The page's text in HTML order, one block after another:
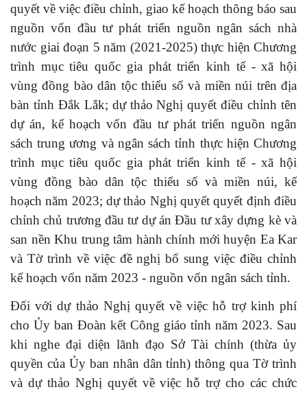
quyết về việc điều chỉnh, giao kế hoạch thông báo sau
nguồn vốn đầu tư phát triển nguồn ngân sách nhà
nước giai đoạn 5 năm (2021-2025) thực hiện Chương
trình mục tiêu quốc gia phát triển kinh tế - xã hội
vùng đồng bào dân tộc thiểu số và miền núi trên địa
bàn tỉnh Đắk Lắk; dự thảo Nghị quyết điều chỉnh tên
dự án, kế hoạch vốn đầu tư phát triển nguồn ngân
sách trung ương và ngân sách tỉnh thực hiện Chương
trình mục tiêu quốc gia phát triển kinh tế - xã hội
vùng đồng bào dân tộc thiểu số và miền núi, kế
hoạch năm 2023; dự thảo Nghị quyết quyết định điều
chỉnh chủ trương đầu tư dự án Đầu tư xây dựng kè và
san nền Khu trung tâm hành chính mới huyện Ea Kar
và Tờ trình về việc đề nghị bổ sung việc điều chỉnh
kế hoạch vốn năm 2023 - nguồn vốn ngân sách tỉnh.
Đối với dự thảo Nghị quyết về việc hỗ trợ kinh phí
cho Ủy ban Đoàn kết Công giáo tỉnh năm 2023. Sau
khi nghe đại diện lãnh đạo Sở Tài chính (thừa ủy
quyền của Ủy ban nhân dân tỉnh) thông qua Tờ trình
và dự thảo Nghị quyết về việc hỗ trợ cho các chức